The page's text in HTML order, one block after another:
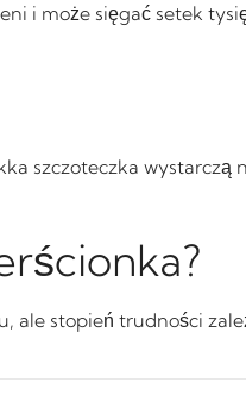
i może sięgać setek
szczoteczka
ale stopień trudności